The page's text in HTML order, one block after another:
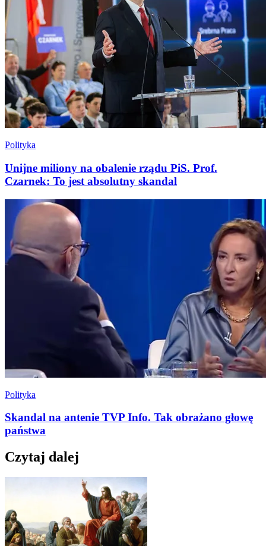
Polityka
Unijne miliony na obalenie rządu PiS. Prof.
Czarnek: To jest absolutny skandal
Polityka
Skandal na antenie TVP Info. Tak obrażano głowę
państwa
Czytaj dalej